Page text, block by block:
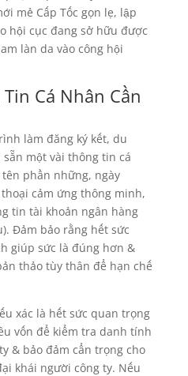
mẻ Cấp Tốc gọn lẹ, lập
hội cục đang sở hữu được
làn da vào công hội
Cá Nhân Cần
làm đăng ký kết, du
một vài thông tin cá
phần những, ngày
cảm ứng thông minh,
tin tài khoản ngân hàng
Đảm bảo rằng hết sức
giúp sức là đúng hơn &
thảo tùy thân để hạn chế
xác là hết sức quan trọng
vốn để kiểm tra danh tính
& bảo đảm cẩn trọng cho
khái người công ty. Nếu